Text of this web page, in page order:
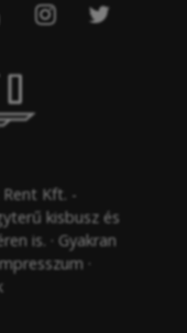
 
Kft. -
kisbusz és
is.
Gyakran